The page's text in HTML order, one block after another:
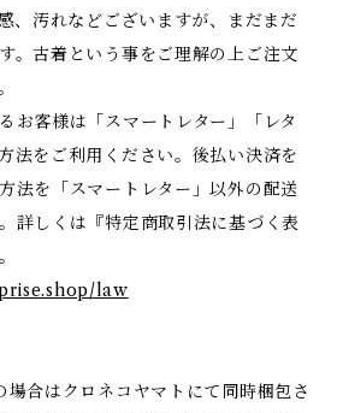
、汚れなどございますが、まだまだ
。古着という事をご理解の上ご注文
お客様は「スマートレター」「レタ
法をご利用ください。後払い決済を
法を「スマートレター」以外の配送
詳しくは『特定商取引法に基づく表
law
合はクロネコヤマトにて同時梱包さ